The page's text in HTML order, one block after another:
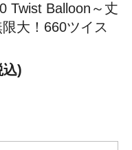
Twist Balloon～丈
大！660ツイス
込)